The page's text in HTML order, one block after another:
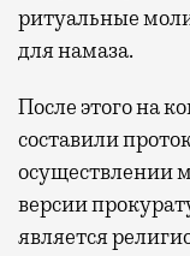
ритуальные
для намаза.
После этого на
составили
осуществлении
версии
является